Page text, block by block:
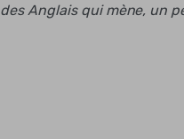
Anglais qui mène, un